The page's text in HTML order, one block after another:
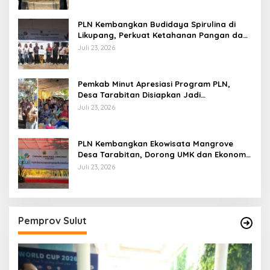
PLN Kembangkan Budidaya Spirulina di
Likupang, Perkuat Ketahanan Pangan dan
Ekonomi Masyarakat
Juli 23, 2026
Pemkab Minut Apresiasi Program PLN,
Desa Tarabitan Disiapkan Jadi
Percontohan Ekowisata Berdaya Saing
Juli 23, 2026
PLN Kembangkan Ekowisata Mangrove
Desa Tarabitan, Dorong UMK dan Ekonomi
Berkelanjutan di Likupang
Juli 23, 2026
Pemprov Sulut